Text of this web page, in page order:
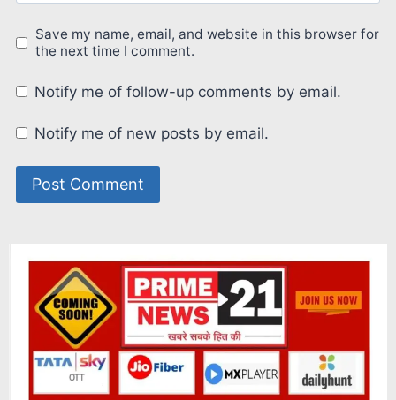
Save my name, email, and website in this browser for
the next time I comment.
Notify me of follow-up comments by email.
Notify me of new posts by email.